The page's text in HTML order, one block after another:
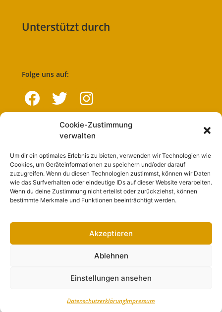
Cookie-Zustimmung
verwalten
Um dir ein optimales Erlebnis zu bieten, verwenden wir Technologien wie
Cookies, um Geräteinformationen zu speichern und/oder darauf
zuzugreifen. Wenn du diesen Technologien zustimmst, können wir Daten
wie das Surfverhalten oder eindeutige IDs auf dieser Website verarbeiten.
Wenn du deine Zustimmung nicht erteilst oder zurückziehst, können
bestimmte Merkmale und Funktionen beeinträchtigt werden.
Akzeptieren
Ablehnen
Einstellungen ansehen
DatenschutzerklärungImpressum
Unterstützt durch
Folge uns auf:
Navigation
Start
Nutzungsbedingungen
Abo
Kontakt